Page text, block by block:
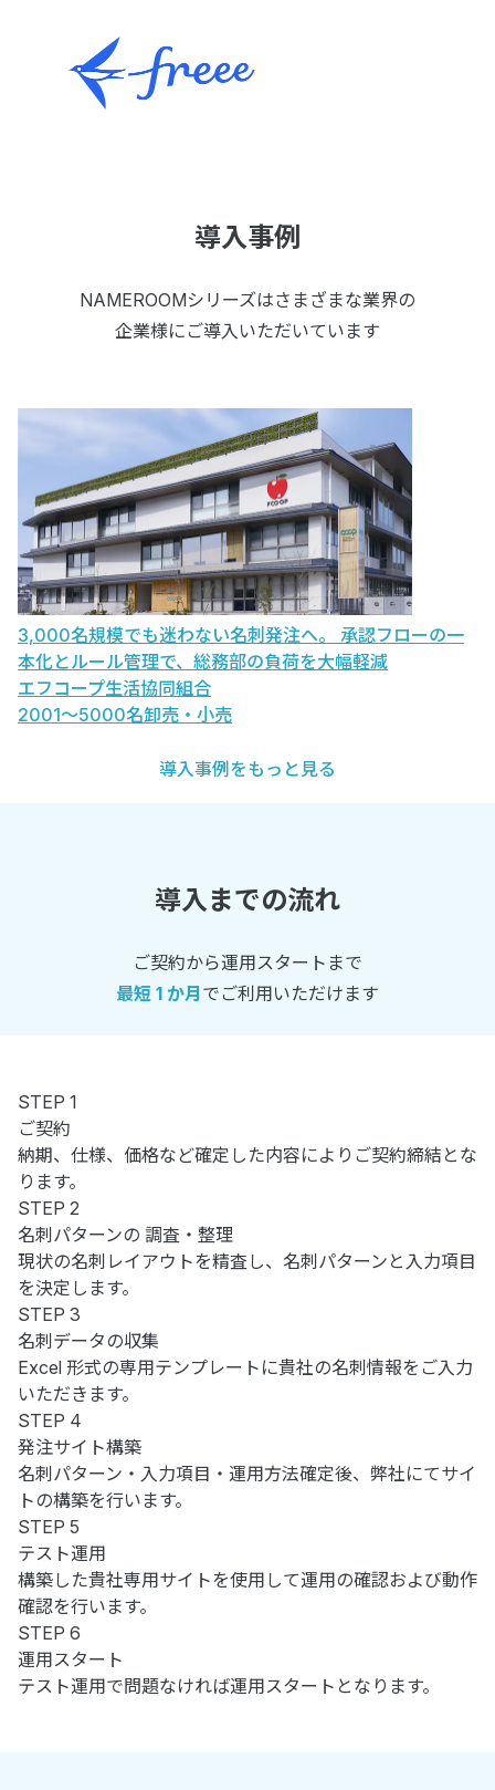
導入事例
NAMEROOMシリーズはさまざまな業界の
企業様にご導入いただいています
3,000名規模でも迷わない名刺発注へ。 承認フローの一
本化とルール管理で、総務部の負荷を大幅軽減
エフコープ生活協同組合
2001〜5000名卸売・小売
導入事例をもっと見る
導入までの流れ
ご契約から運用スタートまで
最短 1 か月 でご利用いただけます
STEP 1
ご契約
納期、仕様、価格など確定した内容によりご契約締結とな
ります。
STEP 2
名刺パターンの 調査・整理
現状の名刺レイアウトを精査し、名刺パターンと入力項目
を決定します。
STEP 3
名刺データの収集
Excel 形式の専用テンプレートに貴社の名刺情報をご入力
いただきます。
STEP 4
発注サイト構築
名刺パターン・入力項目・運用方法確定後、弊社にてサイ
トの構築を行います。
STEP 5
テスト運用
構築した貴社専用サイトを使用して運用の確認および動作
確認を行います。
STEP 6
運用スタート
テスト運用で問題なければ運用スタートとなります。